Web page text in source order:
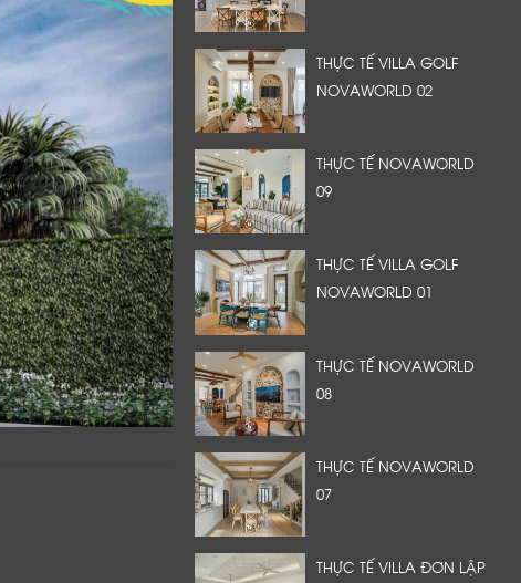
THỰC TẾ VILLA GOLF
NOVAWORLD 02
THỰC TẾ NOVAWORLD
09
THỰC TẾ VILLA GOLF
NOVAWORLD 01
THỰC TẾ NOVAWORLD
08
THỰC TẾ NOVAWORLD
07
THỰC TẾ VILLA ĐƠN LẬP